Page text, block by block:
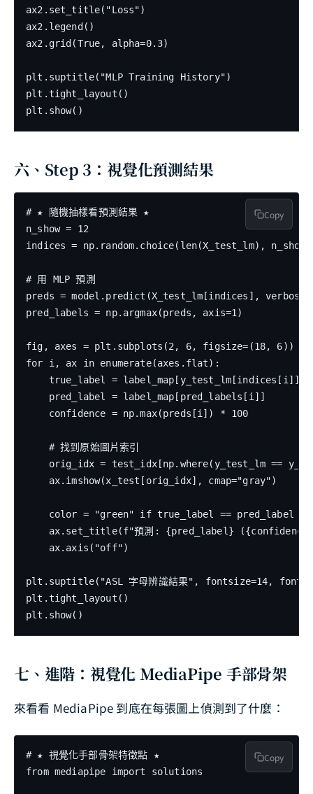
ax2.set_title("Loss")
ax2.legend()
ax2.grid(True, alpha=0.3)
plt.suptitle("MLP Training History")
plt.tight_layout()
六、Step 3：視覺化預測結果
# ★ 隨機抽樣看預測結果 ★
n_show = 12
indices = np.random.choice(len(X_test_lm),
# 用 MLP 預測
preds = model.predict(X_test_lm[indices],
pred_labels = np.argmax(preds, axis=1)
fig, axes = plt.subplots(2, 6, figsize=(18, 6))
for i, ax in enumerate(axes.flat):
    true_label = label_map[y_test_lm[indices[i]]]
    pred_label = label_map[pred_labels[i]]
    confidence = np.max(preds[i]) * 100
    # 找到原始圖片索引
orig_idx = test_idx[np.where(y_test_lm ==
    ax.imshow(x_test[orig_idx], cmap="gray")
color = "green" if true_label == pred_label
ax.set_title(f"預測: {pred_label}
    ax.axis("off")
plt.suptitle("ASL 字母辨識結果", fontsize=14,
plt.tight_layout()
Copy
七、進階：視覺化 MediaPipe 手部骨架
來看看 MediaPipe 到底在每張圖上偵測到了什麼：
# ★ 視覺化手部骨架特徵點 ★
from mediapipe import solutions
Copy